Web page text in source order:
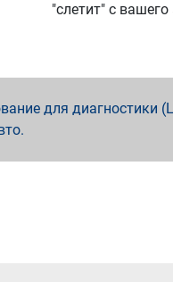
"слетит" с
для диагностики